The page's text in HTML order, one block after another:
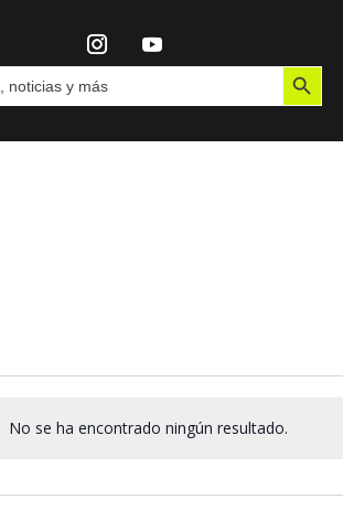
Botón de búsqueda
Aviso
No se ha encontrado ningún resultado.